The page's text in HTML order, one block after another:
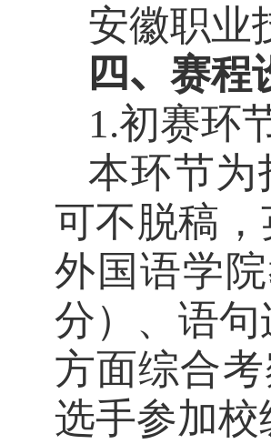
安徽职业
四、赛程
1.初赛环
本环节为
可不脱稿
外国语学
分）、语句
方面综合
选手参加